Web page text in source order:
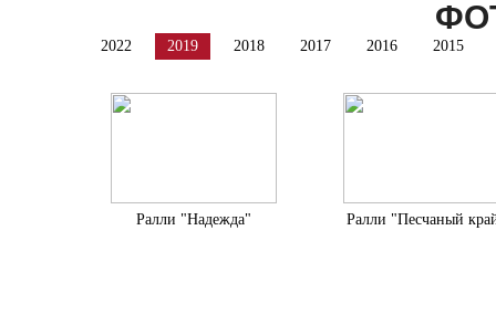
2022 2019 2018 2017 2016 2015
Ралли "Надежда" Ралли "Песчаный